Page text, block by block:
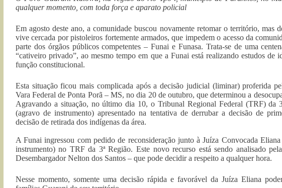
qualquer momento, com toda força e aparato policial
Em agosto deste ano, a comunidade buscou novamente retomar o território, mas
vive cercada por pistoleiros fortemente armados, que impedem o acesso da
parte dos órgãos públicos competentes – Funai e Funasa. Trata-se de uma
“cativeiro privado”, ao mesmo tempo em que a Funai está realizando estudos de
função constitucional.
Esta situação ficou mais complicada após a decisão judicial (liminar) proferida
Vara Federal de Ponta Porã – MS, no dia 20 de outubro, que determinou a
Agravando a situação, no último dia 10, o Tribunal Regional Federal (TRF) da
(agravo de instrumento) apresentado na tentativa de derrubar a decisão de
decisão de retirada dos indígenas da área.
A Funai ingressou com pedido de reconsideração junto à Juíza Convocada
instrumento) no TRF da 3ª Região. Este novo recurso está sendo analisado
Desembargador Nelton dos Santos – que pode decidir a respeito a qualquer hora.
Nesse momento, somente uma decisão rápida e favorável da Juíza Eliana